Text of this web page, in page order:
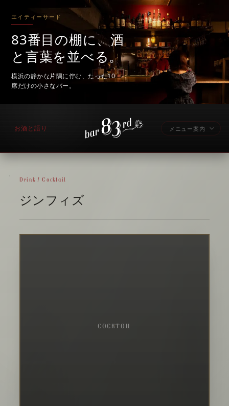
エイティーサード
83番目の棚に、酒
と言葉を並べる。
横浜の静かな片隅に佇む、たった10
席だけの小さなバー。
お酒と語り メニュー案内
Drink / Cocktail
ジンフィズ
COCKTAIL